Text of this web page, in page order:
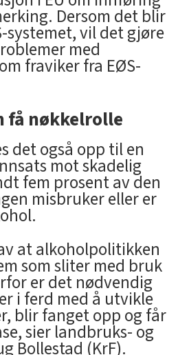
Dersom det blir
systemet, vil det gjøre
med
fraviker fra EØS-
få nøkkelrolle
det også opp til en
mot skadelig
fem prosent av den
misbruker eller er
at alkoholpolitikken
som sliter med bruk
er det nødvendig
i ferd med å utvikle
blir fanget opp og får
sier landbruks- og
Bollestad (KrF).